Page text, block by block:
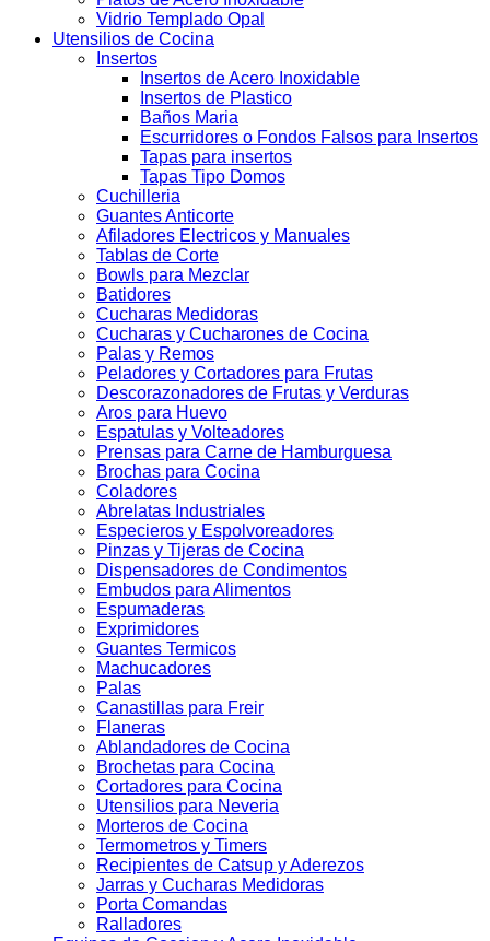
Vidrio Templado Opal
Utensilios de Cocina
Insertos
Insertos de Acero Inoxidable
Insertos de Plastico
Baños Maria
Escurridores o Fondos Falsos para Insertos
Tapas para insertos
Tapas Tipo Domos
Cuchilleria
Guantes Anticorte
Afiladores Electricos y Manuales
Tablas de Corte
Bowls para Mezclar
Batidores
Cucharas Medidoras
Cucharas y Cucharones de Cocina
Palas y Remos
Peladores y Cortadores para Frutas
Descorazonadores de Frutas y Verduras
Aros para Huevo
Espatulas y Volteadores
Prensas para Carne de Hamburguesa
Brochas para Cocina
Coladores
Abrelatas Industriales
Especieros y Espolvoreadores
Pinzas y Tijeras de Cocina
Dispensadores de Condimentos
Embudos para Alimentos
Espumaderas
Exprimidores
Guantes Termicos
Machucadores
Palas
Canastillas para Freir
Flaneras
Ablandadores de Cocina
Brochetas para Cocina
Cortadores para Cocina
Utensilios para Neveria
Morteros de Cocina
Termometros y Timers
Recipientes de Catsup y Aderezos
Jarras y Cucharas Medidoras
Porta Comandas
Ralladores